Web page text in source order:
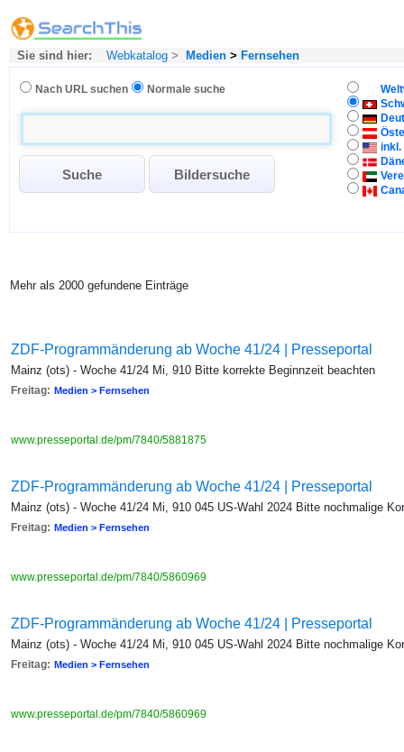
Sie sind hier: Webkatalog > Medien > Fernsehen
Nach URL suchen Normale suche
inkl.
Mehr als 2000 gefundene Einträge
ZDF-Programmänderung ab Woche 41/24 | Presseportal
Mainz (ots) - Woche 41/24 Mi, 910 Bitte korrekte Beginnzeit beachten
Freitag: Medien > Fernsehen
www.presseportal.de/pm/7840/5881875
ZDF-Programmänderung ab Woche 41/24 | Presseportal
Mainz (ots) - Woche 41/24 Mi, 910 045 US-Wahl 2024 Bitte nochmalige
Freitag: Medien > Fernsehen
www.presseportal.de/pm/7840/5860969
ZDF-Programmänderung ab Woche 41/24 | Presseportal
Mainz (ots) - Woche 41/24 Mi, 910 045 US-Wahl 2024 Bitte nochmalige
Freitag: Medien > Fernsehen
www.presseportal.de/pm/7840/5860969